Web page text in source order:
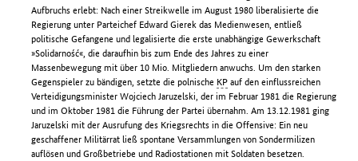
Aufbruchs erlebt: Nach einer Streikwelle im August 1980 liberalisierte die
Regierung unter Parteichef Edward Gierek das Medienwesen, entließ
politische Gefangene und legalisierte die erste unabhängige Gewerkschaft
»Solidarność«, die daraufhin bis zum Ende des Jahres zu einer
Massenbewegung mit über 10 Mio. Mitgliedern anwuchs. Um den starken
Gegenspieler zu bändigen, setzte die polnische KP auf den einflussreichen
Verteidigungsminister Wojciech Jaruzelski, der im Februar 1981 die Regierung
und im Oktober 1981 die Führung der Partei übernahm. Am 13.12.1981 ging
Jaruzelski mit der Ausrufung des Kriegsrechts in die Offensive: Ein neu
geschaffener Militärrat ließ spontane Versammlungen von Sondermilizen
auflösen und Großbetriebe und Radiostationen mit Soldaten besetzen.